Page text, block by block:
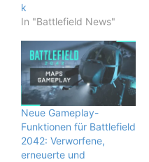
k
In "Battlefield News"
Neue Gameplay-
Funktionen für Battlefield
2042: Verworfene,
erneuerte und